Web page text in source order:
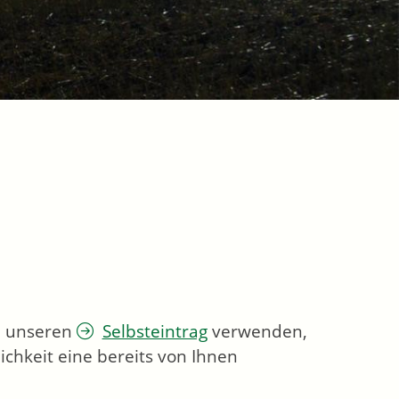
unseren Selbsteintragverwenden,
eine bereits von Ihnen